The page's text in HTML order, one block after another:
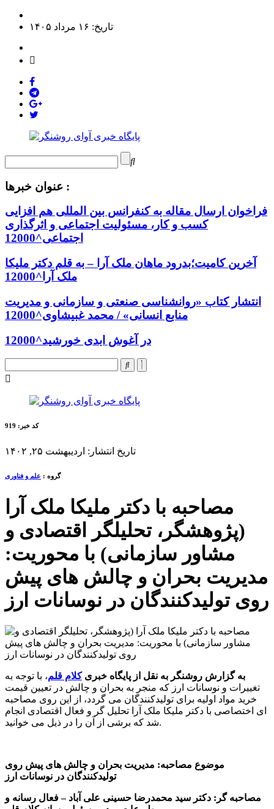
تاریخ: ۱۶ مرداد ۱۴۰۵
عنوان خبرها :
فراخوان ارسال مقاله به کنفرانس بین المللی هم افزایی
کسب و کار، مسئولیت اجتماعی و اثرگذاری
اجتماعی^12000
آخرین کامیت؛بدرود ماهان ملک آرا – به قلم دکتر ملیکا
ملک آرا^12000
انتشار کتاب «روانشناسی صنعتی و سازمانی و مدیریت
منابع انسانی» / محمد غبیشاوی^12000
در آغوش ابدی خورشید^12000
کد خبر: 919
تاریخ انتشار: اردیبهشت ۲۵, ۱۴۰۲
گروه : علم و فناوری
مصاحبه با دکتر ملیکا ملک آرا
(پژوهشگر، تحلیلگر اقتصادی و
مشاور سازمانی) با محوریت:
مدیریت بحران و چالش های پیش
روی تولیدکنندگان در نوسانات ارز
به گزارش روشنگر به نقل از پایگاه خبریکلام قلم، با توجه به
تغییرات و نوسانات ارز که منجر به بحران و چالش در تعیین قیمت
خرید مواد اولیه برای تولیدکنندگان می گردد، از این روی مصاحبه
ای اختصاصی با دکتر ملیکا ملک آرا تحلیل گر و فعال اقتصادی انجام
شد که برشی از آن را در ذیل می خوانید.
موضوع مصاحبه: مدیریت بحران و چالش های پیش روی
تولیدکنندگان در نوسانات ارز
مصاحبه گر: دکتر سید محمدرضا حسینی علی آباد – فعال رسانه و